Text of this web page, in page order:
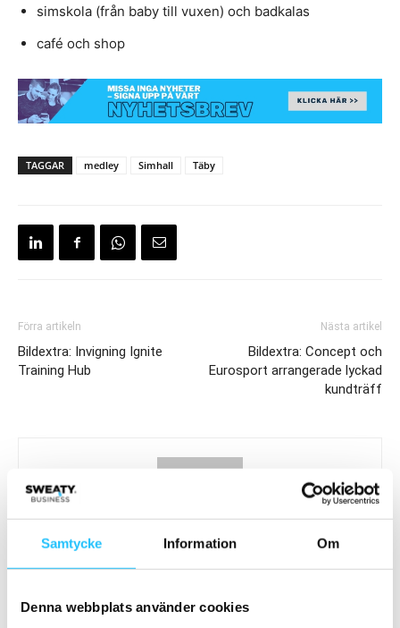
Samtycke Information Om
Denna webbplats använder cookies
simskola (från baby till vuxen) och badkalas
café och shop
TAGGAR medley Simhall Täby
Förra artikeln
Bildextra: Invigning Ignite
Training Hub
Nästa artikel
Bildextra: Concept och
Eurosport arrangerade lyckad
kundträff
Sweaty Business